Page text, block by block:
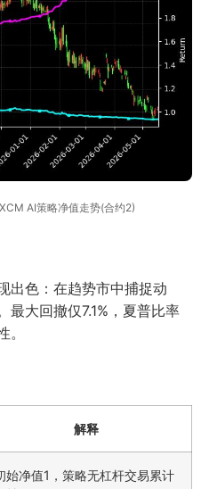
AI策略净值走势(合约2)
出色：在趋势市中捕捉动
最大回撤仅7.1%，夏普比率
解释
始净值1，策略无杠杆交易累计